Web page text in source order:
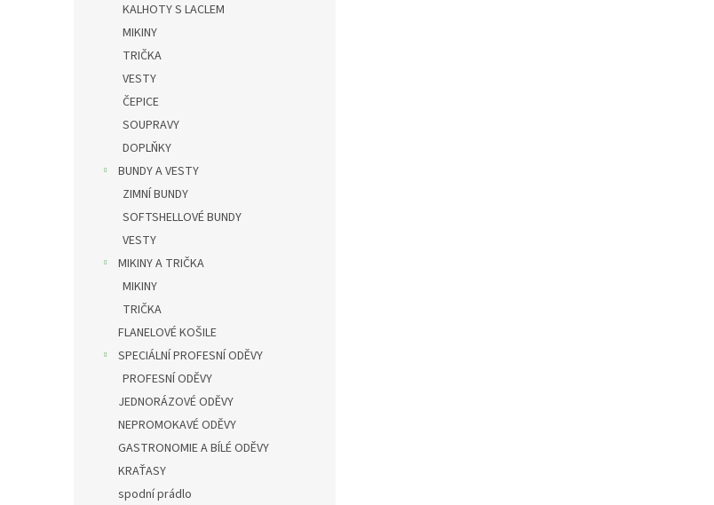
KALHOTY S LACLEM
MIKINY
TRIČKA
VESTY
ČEPICE
SOUPRAVY
DOPLŇKY
BUNDY A VESTY
ZIMNÍ BUNDY
SOFTSHELLOVÉ BUNDY
VESTY
MIKINY A TRIČKA
MIKINY
TRIČKA
FLANELOVÉ KOŠILE
SPECIÁLNÍ PROFESNÍ ODĚVY
PROFESNÍ ODĚVY
JEDNORÁZOVÉ ODĚVY
NEPROMOKAVÉ ODĚVY
GASTRONOMIE A BÍLÉ ODĚVY
KRAŤASY
spodní prádlo